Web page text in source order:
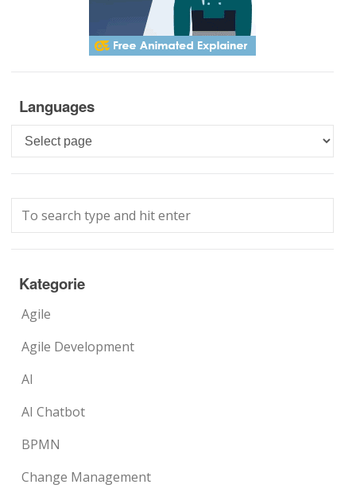
Languages
Languages
Kategorie
Agile
Agile Development
AI
AI Chatbot
BPMN
Change Management